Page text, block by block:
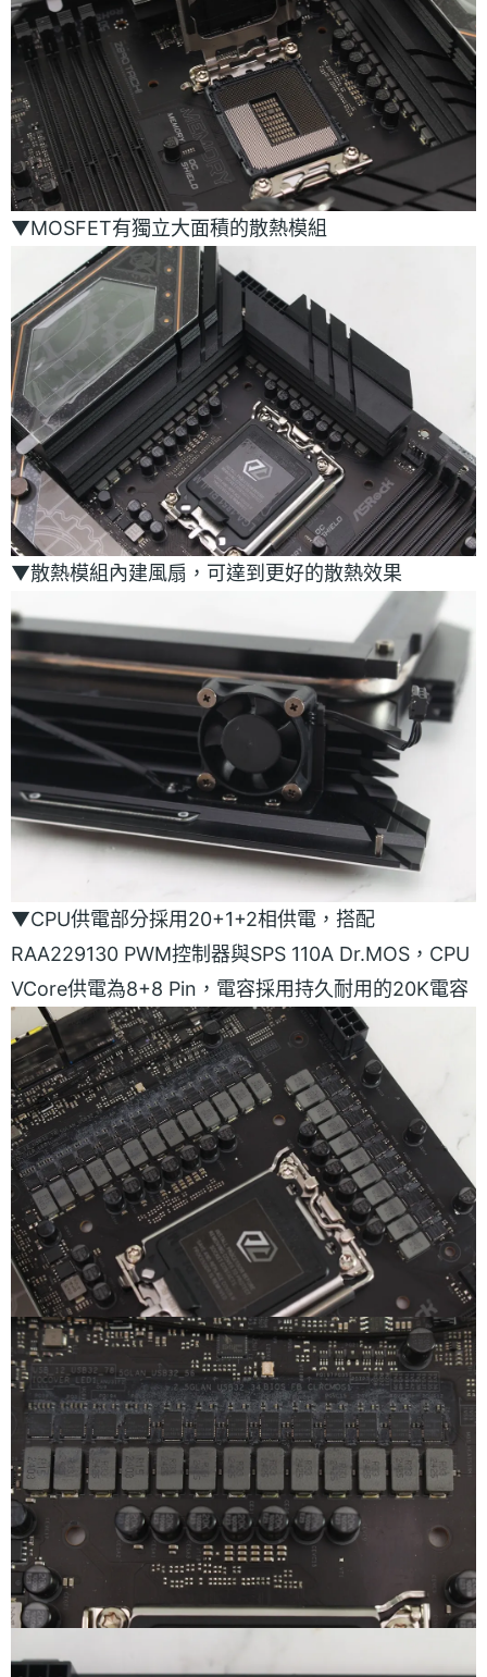
▼MOSFET有獨立大面積的散熱模組
▼散熱模組內建風扇，可達到更好的散熱效果
▼CPU供電部分採用20+1+2相供電，搭配
RAA229130 PWM控制器與SPS 110A Dr.MOS，CPU
VCore供電為8+8 Pin，電容採用持久耐用的20K電容